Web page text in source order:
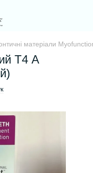
матеріали
Т4 А